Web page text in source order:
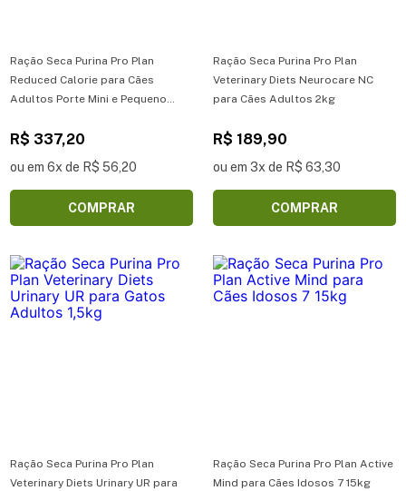
Ração Seca Purina Pro Plan
Reduced Calorie para Cães
Adultos Porte Mini e Pequeno
R$ 337,20
ou em 6x de R$ 56,20
COMPRAR
Ração Seca Purina Pro Plan
Veterinary Diets Neurocare NC
para Cães Adultos 2kg
R$ 189,90
ou em 3x de R$ 63,30
COMPRAR
Ração Seca Purina Pro Plan
Veterinary Diets Urinary UR para
Ração Seca Purina Pro Plan Active
Mind para Cães Idosos 7 15kg